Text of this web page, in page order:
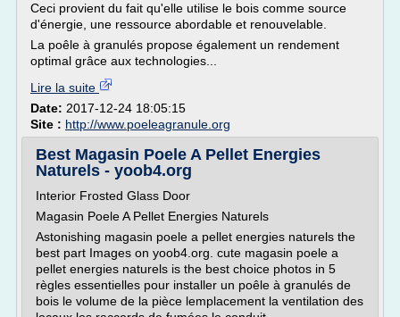
Ceci provient du fait qu'elle utilise le bois comme source
d'énergie, une ressource abordable et renouvelable.
La poêle à granulés propose également un rendement
optimal grâce aux technologies...
Lire la suite
Date: 2017-12-24 18:05:15
Site : http://www.poeleagranule.org
Best Magasin Poele A Pellet Energies
Naturels - yoob4.org
Interior Frosted Glass Door
Magasin Poele A Pellet Energies Naturels
Astonishing magasin poele a pellet energies naturels the
best part Images on yoob4.org. cute magasin poele a
pellet energies naturels is the best choice photos in 5
règles essentielles pour installer un poêle à granulés de
bois le volume de la pièce lemplacement la ventilation des